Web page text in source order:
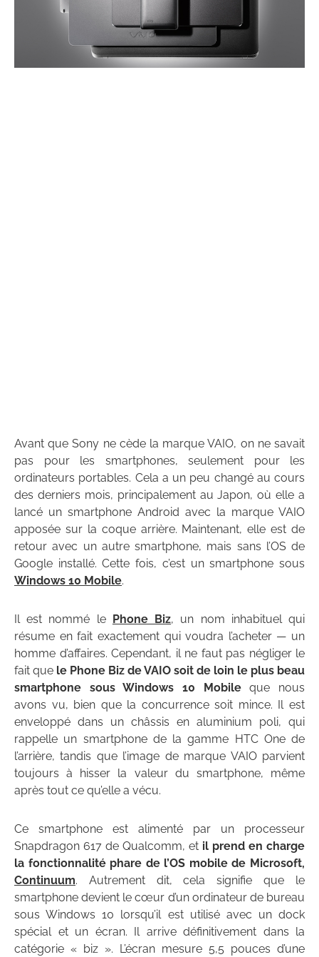
Avant que Sony ne cède la marque VAIO, on ne savait
pas pour les smartphones, seulement pour les
ordinateurs portables. Cela a un peu changé au cours
des derniers mois, principalement au Japon, où elle a
lancé un smartphone Android avec la marque VAIO
apposée sur la coque arrière. Maintenant, elle est de
retour avec un autre smartphone, mais sans l’OS de
Google installé. Cette fois, c’est un smartphone sous
Windows 10 Mobile.
Il est nommé le Phone Biz, un nom inhabituel qui
résume en fait exactement qui voudra l’acheter — un
homme d’affaires. Cependant, il ne faut pas négliger le
fait que le Phone Biz de VAIO soit de loin le plus beau
smartphone sous Windows 10 Mobileque nous
avons vu, bien que la concurrence soit mince. Il est
enveloppé dans un châssis en aluminium poli, qui
rappelle un smartphone de la gamme HTC One de
l’arrière, tandis que l’image de marque VAIO parvient
toujours à hisser la valeur du smartphone, même
après tout ce qu’elle a vécu.
Ce smartphone est alimenté par un processeur
Snapdragon 617 de Qualcomm, et il prend en charge
la fonctionnalité phare de l’OS mobile de Microsoft,
Continuum. Autrement dit, cela signifie que le
smartphone devient le cœur d’un ordinateur de bureau
sous Windows 10 lorsqu’il est utilisé avec un dock
spécial et un écran. Il arrive définitivement dans la
catégorie « biz ». L’écran mesure 5,5 pouces d’une